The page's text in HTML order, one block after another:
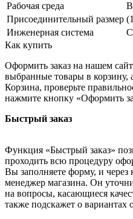
Рабочая среда
Присоединительный размер
Инженерная система
Как купить
Оформить заказ на нашем
выбранные товары в корзину,
Корзина, проверьте
нажмите кнопку «Оформить
Быстрый заказ
Функция «Быстрый заказ»
проходить всю процедуру
Вы заполняете форму, и через
менеджер магазина. Он
на вопросы, касающиеся
также подскажет о вариантах